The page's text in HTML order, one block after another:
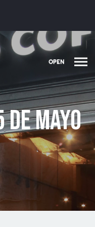
OPEN
Mayo